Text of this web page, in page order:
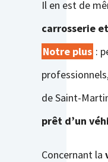
Il en est de
carrosserie
Notre plus :
de Saint-
prêt d’un
Concernant la